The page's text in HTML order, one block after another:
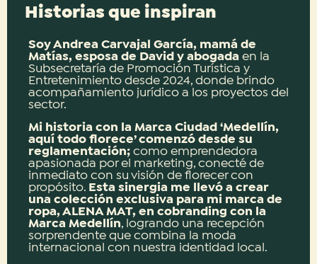
Historias que inspiran
Soy Andrea Carvajal García, mamá de
Matías, esposa de David y abogada en la
Subsecretaría de Promoción Turística y
Entretenimiento desde 2024, donde brindo
acompañamiento jurídico a los proyectos del
sector.
Mi historia con la Marca Ciudad ‘Medellín,
aquí todo florece’ comenzó desde su
reglamentación; como emprendedora
apasionada por el marketing, conecté de
inmediato con su visión de florecer con
propósito. Esta sinergia me llevó a crear
una colección exclusiva para mi marca de
ropa, ALENA MAT, en cobranding con la
Marca Medellín, logrando una recepción
sorprendente que combina la moda
internacional con nuestra identidad local.